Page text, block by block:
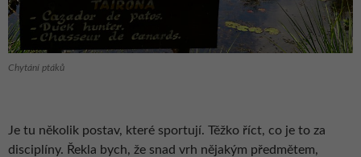
Chytání ptáků
Je tu několik postav, které sportují. Těžko říct, co je to za
disciplíny. Řekla bych, že snad vrh nějakým předmětem,